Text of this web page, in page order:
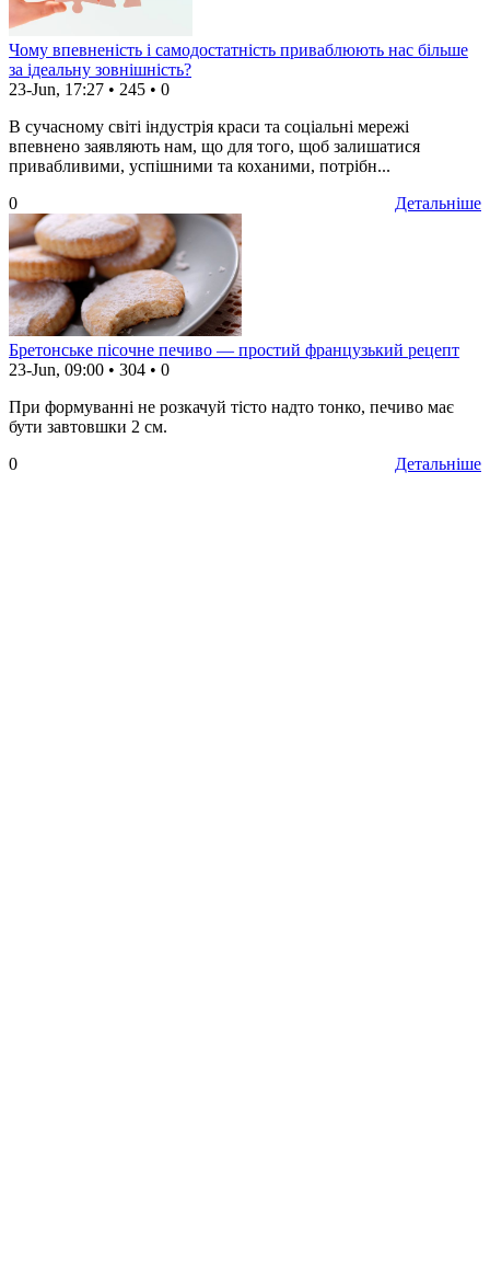
Чому впевненість і самодостатність приваблюють нас більше
за ідеальну зовнішність?
23-Jun, 17:27 • 245 • 0
В сучасному світі індустрія краси та соціальні мережі
впевнено заявляють нам, що для того, щоб залишатися
привабливими, успішними та коханими, потрібн...
Детальніше
0
Бретонське пісочне печиво — простий французький рецепт
23-Jun, 09:00 • 304 • 0
При формуванні не розкачуй тісто надто тонко, печиво має
бути завтовшки 2 см.
Детальніше
0